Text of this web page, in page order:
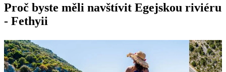
Proč byste měli navštívit Egejskou riviéru
- Fethyii